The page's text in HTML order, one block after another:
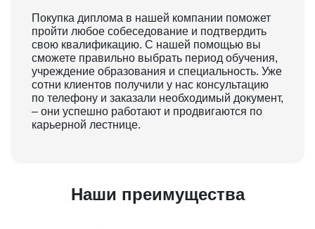
Покупка диплома в нашей компании поможет
пройти любое собеседование и подтвердить
свою квалификацию. С нашей помощью вы
сможете правильно выбрать период обучения,
учреждение образования и специальность. Уже
сотни клиентов получили у нас консультацию
по телефону и заказали необходимый документ,
– они успешно работают и продвигаются по
карьерной лестнице.
Наши преимущества